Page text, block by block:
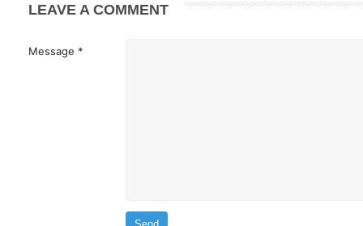
LEAVE A COMMENT
Message *